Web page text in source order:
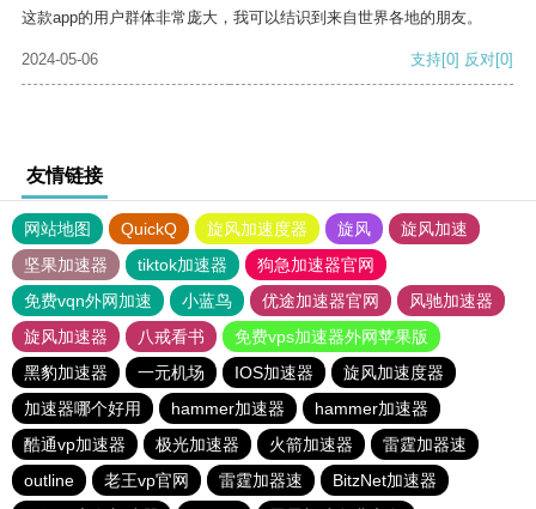
这款app的用户群体非常庞大，我可以结识到来自世界各地的朋友。
2024-05-06 支持[0] 反对[0]
友情链接
网站地图 QuickQ 旋风加速度器 旋风
旋风加速
坚果加速器
tiktok加速器
狗急加速器官网
免费vqn外网加速
小蓝鸟 优途加速器官网
风驰加速器
旋风加速器
八戒看书
免费vps加速器外网苹果版
黑豹加速器
一元机场 IOS加速器
旋风加速度器
加速器哪个好用
hammer加速器
hammer加速器
酷通vp加速器
极光加速器 火箭加速器
雷霆加器速
outline
老王vp官网 雷霆加器速
BitzNet加速器